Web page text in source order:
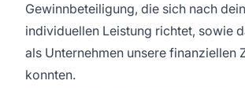
Gewinnbeteiligung, die sich nach
individuellen Leistung richtet, sowie
als Unternehmen unsere finanziellen
konnten.